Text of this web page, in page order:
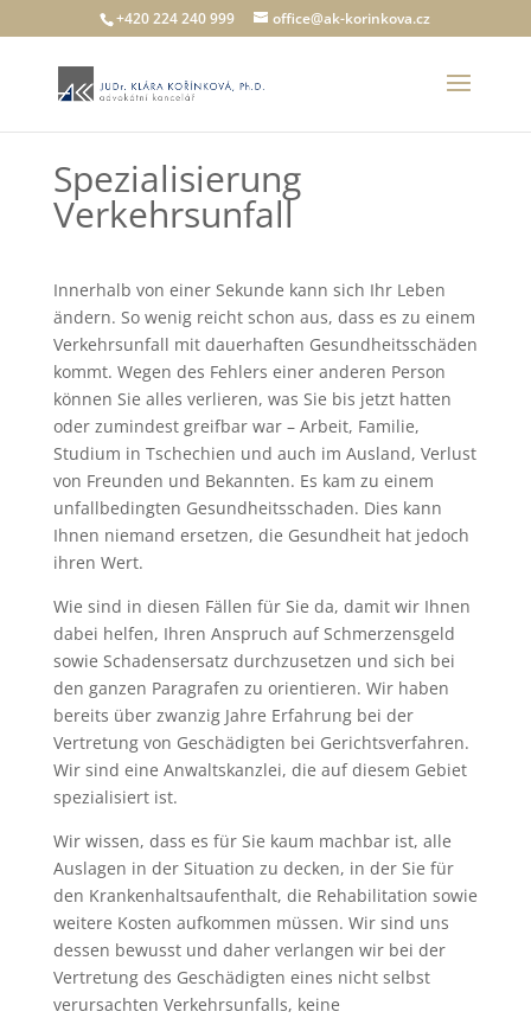
+420 224 240 999 office@ak-korinkova.cz
Spezialisierung
Verkehrsunfall
Innerhalb von einer Sekunde kann sich Ihr Leben
ändern. So wenig reicht schon aus, dass es zu einem
Verkehrsunfall mit dauerhaften Gesundheitsschäden
kommt. Wegen des Fehlers einer anderen Person
können Sie alles verlieren, was Sie bis jetzt hatten
oder zumindest greifbar war – Arbeit, Familie,
Studium in Tschechien und auch im Ausland, Verlust
von Freunden und Bekannten. Es kam zu einem
unfallbedingten Gesundheitsschaden. Dies kann
Ihnen niemand ersetzen, die Gesundheit hat jedoch
ihren Wert.
Wie sind in diesen Fällen für Sie da, damit wir Ihnen
dabei helfen, Ihren Anspruch auf Schmerzensgeld
sowie Schadensersatz durchzusetzen und sich bei
den ganzen Paragrafen zu orientieren. Wir haben
bereits über zwanzig Jahre Erfahrung bei der
Vertretung von Geschädigten bei Gerichtsverfahren.
Wir sind eine Anwaltskanzlei, die auf diesem Gebiet
spezialisiert ist.
Wir wissen, dass es für Sie kaum machbar ist, alle
Auslagen in der Situation zu decken, in der Sie für
den Krankenhaltsaufenthalt, die Rehabilitation sowie
weitere Kosten aufkommen müssen. Wir sind uns
dessen bewusst und daher verlangen wir bei der
Vertretung des Geschädigten eines nicht selbst
verursachten Verkehrsunfalls, keine